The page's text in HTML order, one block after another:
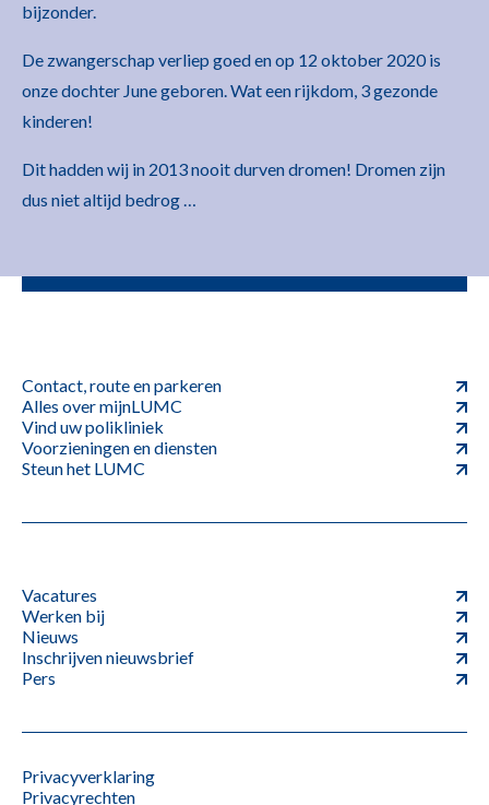
bijzonder.
De zwangerschap verliep goed en op 12 oktober 2020 is
onze dochter June geboren. Wat een rijkdom, 3 gezonde
kinderen!
Dit hadden wij in 2013 nooit durven dromen! Dromen zijn
dus niet altijd bedrog …
Contact, route en parkeren
Alles over mijnLUMC
Vind uw polikliniek
Voorzieningen en diensten
Steun het LUMC
Vacatures
Werken bij
Nieuws
Inschrijven nieuwsbrief
Pers
Privacyverklaring
Privacyrechten